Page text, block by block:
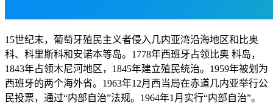
15世纪末，葡萄牙殖民主义者侵入几内亚湾沿海地区和比奥
科、科里斯科和安诺本等岛。1778年西班牙占领比奥 科岛，
1843年占领木尼河地区，1845年建立殖民统治。1959年被划为
西班牙的两个海外省。1963年12月西当局在赤道几内亚举行公
民投票，通过“内部自治”法规。1964年1月实行“内部自治”。